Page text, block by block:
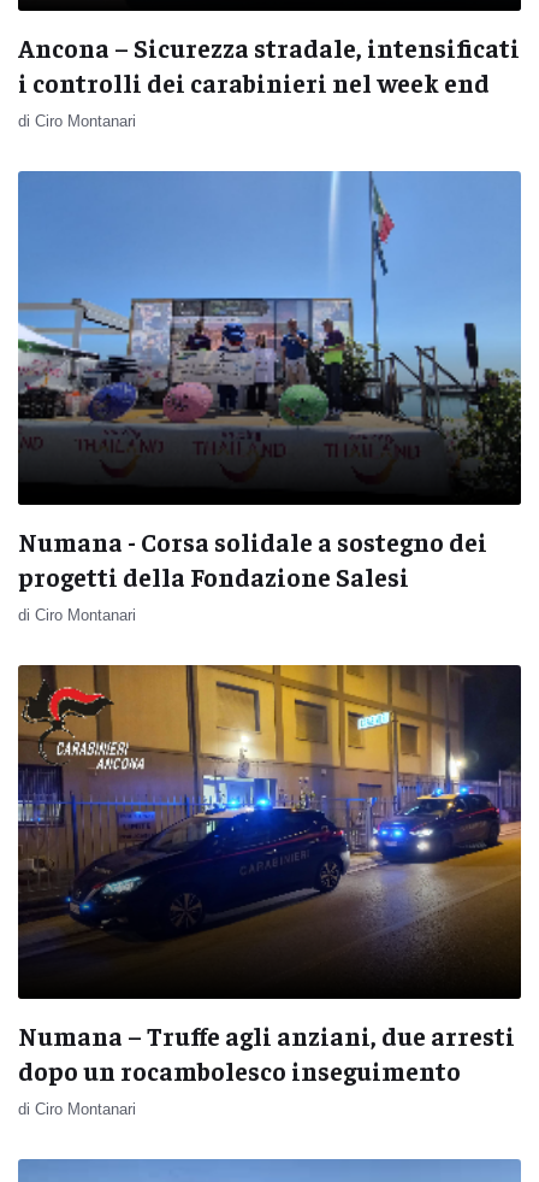
Ancona – Sicurezza stradale, intensificati
i controlli dei carabinieri nel week end
di Ciro Montanari
Numana - Corsa solidale a sostegno dei
progetti della Fondazione Salesi
di Ciro Montanari
Numana – Truffe agli anziani, due arresti
dopo un rocambolesco inseguimento
di Ciro Montanari